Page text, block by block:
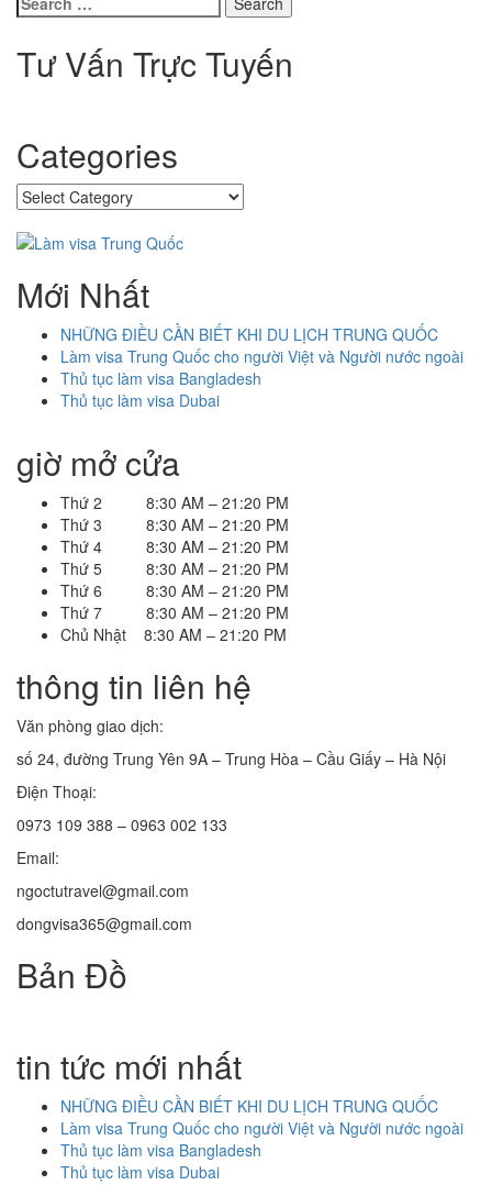
for:
Tư Vấn Trực Tuyến
Categories
Categories
Mới Nhất
NHỮNG ĐIỀU CẦN BIẾT KHI DU LỊCH TRUNG QUỐC
Làm visa Trung Quốc cho người Việt và Người nước ngoài
Thủ tục làm visa Bangladesh
Thủ tục làm visa Dubai
giờ mở cửa
Thứ 2 8:30 AM – 21:20 PM
Thứ 3 8:30 AM – 21:20 PM
Thứ 4 8:30 AM – 21:20 PM
Thứ 5 8:30 AM – 21:20 PM
Thứ 6 8:30 AM – 21:20 PM
Thứ 7 8:30 AM – 21:20 PM
Chủ Nhật 8:30 AM – 21:20 PM
thông tin liên hệ
Văn phòng giao dịch:
số 24, đường Trung Yên 9A – Trung Hòa – Cầu Giấy – Hà Nội
Điện Thoại:
0973 109 388 – 0963 002 133
Email:
ngoctutravel@gmail.com
dongvisa365@gmail.com
Bản Đồ
tin tức mới nhất
NHỮNG ĐIỀU CẦN BIẾT KHI DU LỊCH TRUNG QUỐC
Làm visa Trung Quốc cho người Việt và Người nước ngoài
Thủ tục làm visa Bangladesh
Thủ tục làm visa Dubai